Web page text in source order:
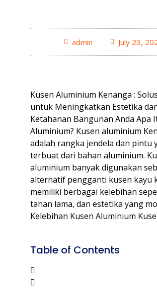
admin July 23,
Kusen Aluminium Kenanga :
untuk Meningkatkan Estetika
Ketahanan Bangunan Anda Apa
Aluminium? Kusen aluminium
adalah rangka jendela dan pintu
terbuat dari bahan aluminium.
aluminium banyak digunakan
alternatif pengganti kusen kayu
memiliki berbagai kelebihan
tahan lama, dan estetika yang
Kelebihan Kusen Aluminium
Table of Contents